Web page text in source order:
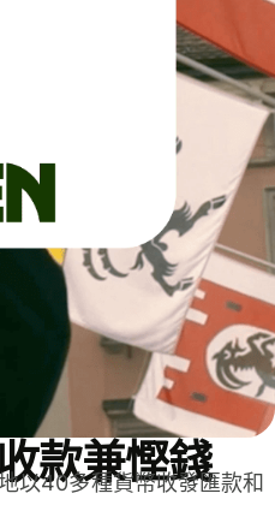
款兼慳錢
以40多種貨幣收發匯款和